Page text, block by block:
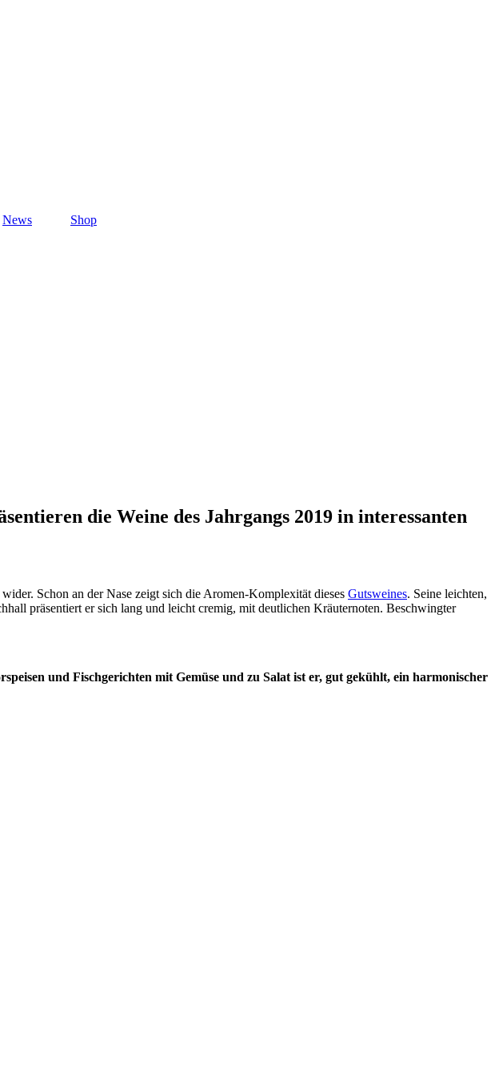
News Shop
die Weine des Jahrgangs 2019 in interessanten
Schon an der Nase zeigt sich die Aromen-Komplexität dieses Gutsweines. Seine leichten,
präsentiert er sich lang und leicht cremig, mit deutlichen Kräuternoten. Beschwingter
und Fischgerichten mit Gemüse und zu Salat ist er, gut gekühlt, ein harmonischer